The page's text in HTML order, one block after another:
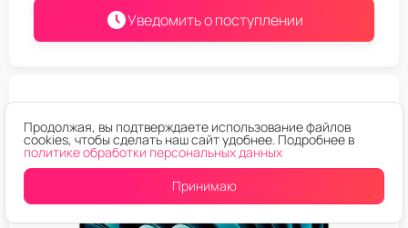
Уведомить о поступлении
Продолжая, вы подтверждаете использование файлов
cookies, чтобы сделать наш сайт удобнее. Подробнее в
политике обработки персональных данных
Принимаю